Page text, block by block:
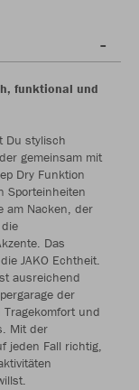
funktional und
Du stylisch
gemeinsam mit
Dry Funktion
Sporteinheiten
am Nacken, der
Das
JAKO Echtheit.
ausreichend
der
und
Mit der
jeden Fall richtig,